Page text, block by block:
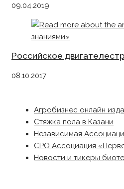
09.04.2019
Российское
08.10.2017
Агробизнес онлайн
Стяжка пола в Казани
Независимая
СРО Ассоциация
Новости и тикеры